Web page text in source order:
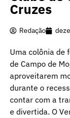
Cruzes
Redação
Uma colônia de
de Campo de
aproveitarem
durante o
contar com a
e divertida. O